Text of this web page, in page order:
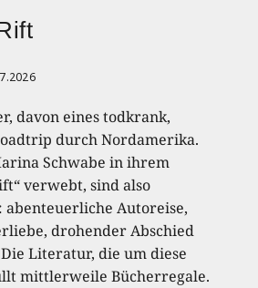
davon eines todkrank,
durch Nordamerika.
Schwabe in ihrem
verwebt, sind also
abenteuerliche Autoreise,
drohender Abschied
Literatur, die um diese
mittlerweile Bücherregale.